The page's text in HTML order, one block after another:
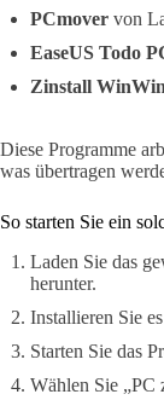
PCmover von
EaseUS Todo
Zinstall WinWin
Diese Programme
was übertragen
So starten Sie ein
Laden Sie das
herunter.
Installieren Sie
Starten Sie das
Wählen Sie „PC